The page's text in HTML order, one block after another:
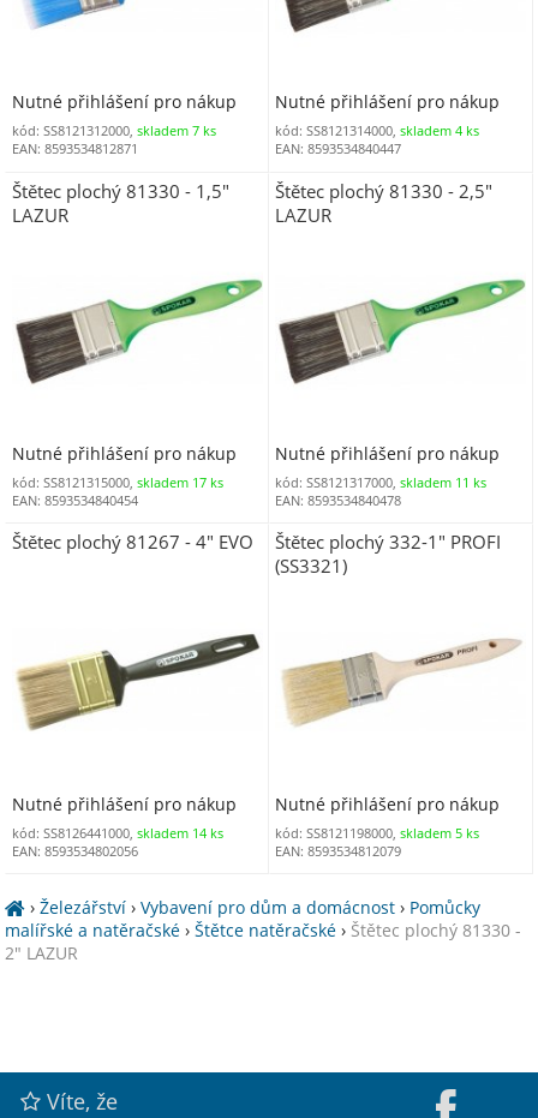
Nutné přihlášení pro nákup
kód: SS8121312000, skladem 7 ks
EAN: 8593534812871
Nutné přihlášení pro nákup
kód: SS8121314000,skladem 4 ks
EAN: 8593534840447
Štětec plochý 81330 - 1,5"
LAZUR
Nutné přihlášení pro nákup
kód: SS8121315000, skladem 17 ks
EAN: 8593534840454
Štětec plochý 81330 - 2,5"
LAZUR
Nutné přihlášení pro nákup
kód: SS8121317000,skladem 11 ks
EAN: 8593534840478
Štětec plochý 81267 - 4" EVO
Nutné přihlášení pro nákup
kód: SS8126441000, skladem 14 ks
EAN: 8593534802056
Štětec plochý 332-1" PROFI
(SS3321)
Nutné přihlášení pro nákup
kód: SS8121198000,skladem 5 ks
EAN: 8593534812079
›Železářství ›Vybavení pro dům a domácnost › Pomůcky
malířské a natěračské ›Štětce natěračské › Štětec plochý 81330 -
2" LAZUR
Víte, že